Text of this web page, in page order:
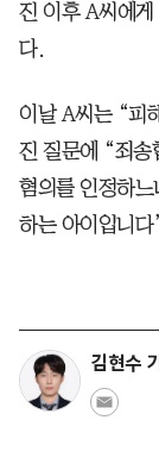
진 이후 A씨에
다.
이날 A씨는 “피
진 질문에 “죄송
혐의를 인정하
하는 아이입니
김현수